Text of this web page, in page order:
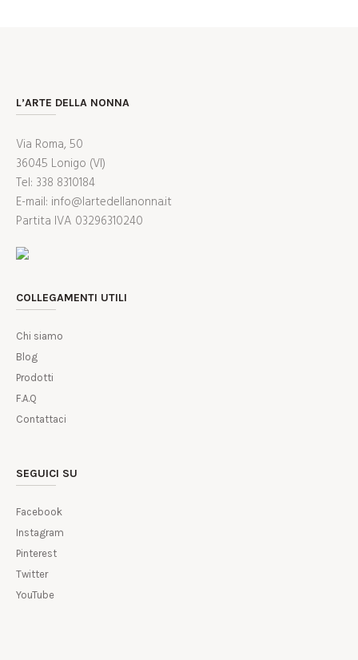
L’ARTE DELLA NONNA
Via Roma, 50
36045 Lonigo (VI)
Tel: 338 8310184
E-mail: info@lartedellanonna.it
Partita IVA 03296310240
COLLEGAMENTI UTILI
Chi siamo
Blog
Prodotti
F.A.Q
Contattaci
SEGUICI SU
Facebook
Instagram
Pinterest
Twitter
YouTube